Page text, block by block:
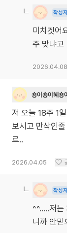
작성
미치겟어
주 맞냐고
2026.04.08
숑이숑이혜숑
저 오늘 18주 1
보시고 만삭인
르..
2026.04.05
작성
^^.....저는
니까 안믿